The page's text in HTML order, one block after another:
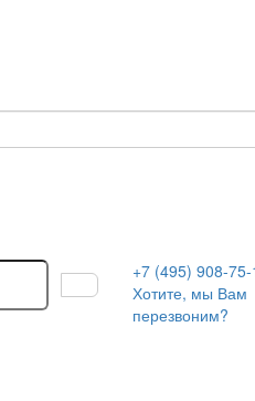
+7 (495) 908-75-
Хотите, мы Вам
перезвоним?